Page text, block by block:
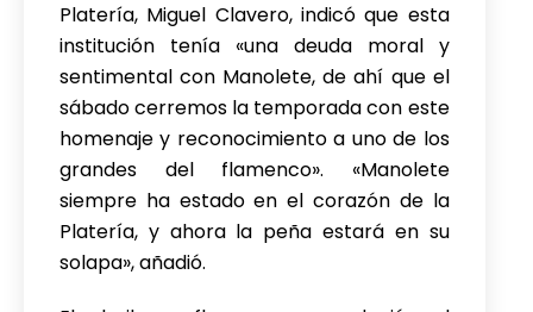
Platería, Miguel Clavero, indicó que esta
institución tenía «una deuda moral y
sentimental con Manolete, de ahí que el
sábado cerremos la temporada con este
homenaje y reconocimiento a uno de los
grandes del flamenco». «Manolete
siempre ha estado en el corazón de la
Platería, y ahora la peña estará en su
solapa», añadió.